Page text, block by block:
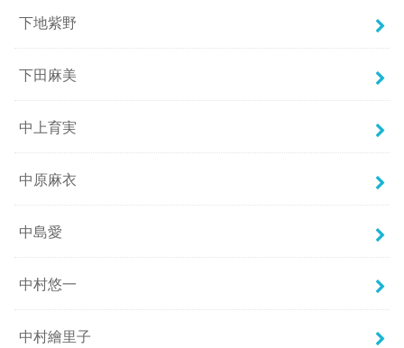
下地紫野
下田麻美
中上育実
中原麻衣
中島愛
中村悠一
中村繪里子